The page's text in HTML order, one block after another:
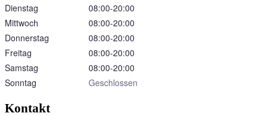
Dienstag
08:00‑20:00
Mittwoch
08:00‑20:00
Donnerstag
08:00‑20:00
Freitag
08:00‑20:00
Samstag
08:00‑20:00
Sonntag
Geschlossen
Kontakt